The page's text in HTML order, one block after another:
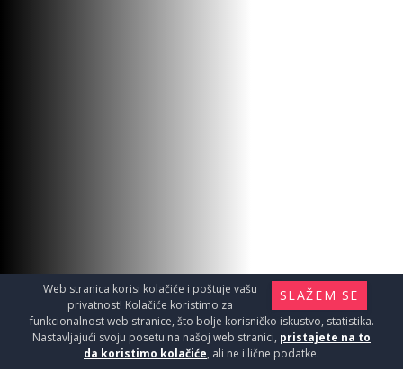
SLAŽEM SE
Web stranica korisi kolačiće i poštuje vašu
privatnost! Kolačiće koristimo za
funkcionalnost web stranice, što bolje korisničko iskustvo, statistika.
Nastavljajući svoju posetu na našoj web stranici, pristajete na to
da koristimo kolačiće, ali ne i lične podatke.